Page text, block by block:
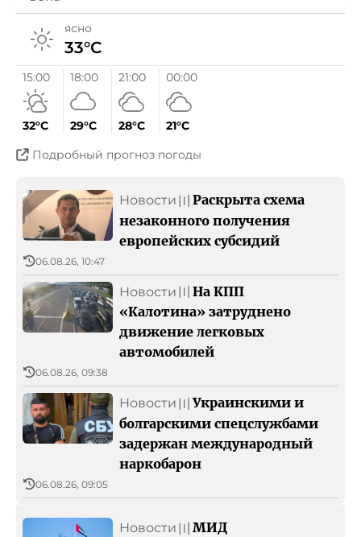
Музыка
Культура
История и религия
Фольклор
Личности
Вспомним о...
Слушайте
90 лет «Радио Болгария»
О БНР
Архивный фонд БНР
ясно
33°C
15:00
32°C
18:00
29°C
21:00
28°C
00:00
21°C
Подробный прогноз погоды
Новости 〣 Раскрыта схема
незаконного получения
европейских субсидий
06.08.26, 10:47
Новости 〣 На КПП
«Калотина» затруднено
движение легковых
автомобилей
06.08.26, 09:38
Новости 〣 Украинскими и
болгарскими спецслужбами
задержан международный
наркобарон
06.08.26, 09:05
Новости 〣 МИД